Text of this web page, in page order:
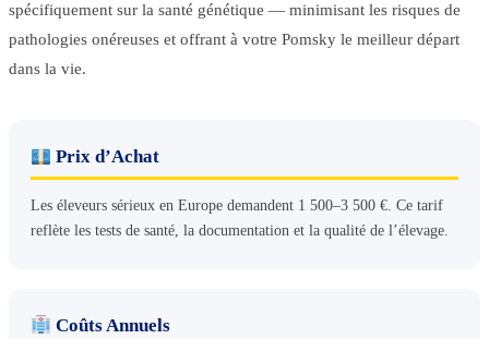
spécifiquement sur la santé génétique — minimisant les risques de
pathologies onéreuses et offrant à votre Pomsky le meilleur départ
dans la vie.
Prix d’Achat
Les éleveurs sérieux en Europe demandent 1 500–3 500 €. Ce tarif
reflète les tests de santé, la documentation et la qualité de l’élevage.
Coûts Annuels